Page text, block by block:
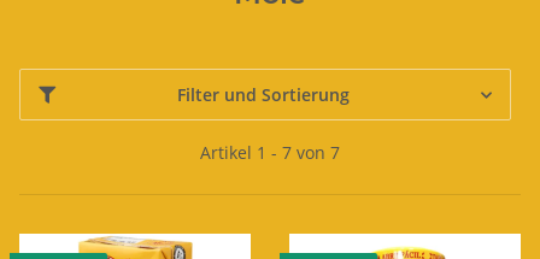
Filter und Sortierung
Artikel 1 - 7 von 7